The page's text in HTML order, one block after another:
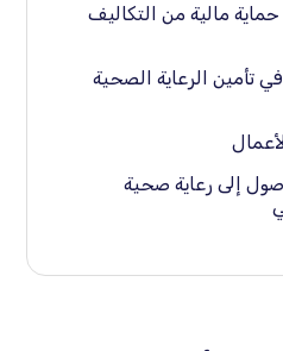
حماية مالية من التكاليف
تأمين الرعاية الصحية
إلى رعاية صحية